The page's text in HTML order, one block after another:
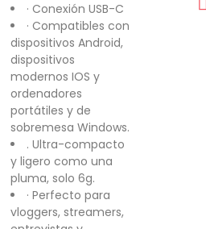
· Conexión USB-C
· Compatibles con
dispositivos Android,
dispositivos
modernos IOS y
ordenadores
portátiles y de
sobremesa Windows.
. Ultra-compacto
y ligero como una
pluma, solo 6g.
· Perfecto para
vloggers, streamers,